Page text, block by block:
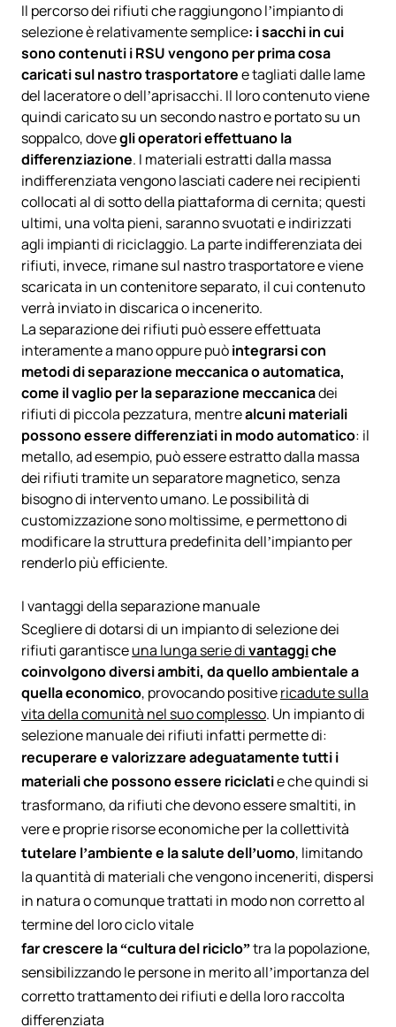
Il percorso dei rifiuti che raggiungono l’impianto di
selezione è relativamente semplice: i sacchi in cui
sono contenuti i RSU vengono per prima cosa
caricati sul nastro trasportatoree tagliati dalle lame
del laceratore o dell’aprisacchi. Il loro contenuto viene
quindi caricato su un secondo nastro e portato su un
soppalco, dovegli operatori effettuano la
differenziazione. I materiali estratti dalla massa
indifferenziata vengono lasciati cadere nei recipienti
collocati al di sotto della piattaforma di cernita; questi
ultimi, una volta pieni, saranno svuotati e indirizzati
agli impianti di riciclaggio. La parte indifferenziata dei
rifiuti, invece, rimane sul nastro trasportatore e viene
scaricata in un contenitore separato, il cui contenuto
verrà inviato in discarica o incenerito.
La separazione dei rifiuti può essere effettuata
interamente a mano oppure puòintegrarsi con
metodi di separazione meccanica o automatica,
come il vaglio per laseparazione meccanicadei
rifiuti di piccola pezzatura, mentrealcuni materiali
possono essere differenziati in modo automatico: il
metallo, ad esempio, può essere estratto dalla massa
dei rifiuti tramite un separatore magnetico, senza
bisogno di intervento umano. Le possibilità di
customizzazione sono moltissime, e permettono di
modificare la struttura predefinita dell’impianto per
renderlo più efficiente.
I vantaggi della separazione manuale
Scegliere di dotarsi di un impianto di selezione dei
rifiuti garantisceuna lunga serie divantaggiche
coinvolgono diversi ambiti, da quello ambientale a
quella economico, provocando positivericadute sulla
vita della comunità nel suo complesso. Un impianto di
selezione manuale dei rifiuti infatti permette di:
recuperare e valorizzare adeguatamente tutti i
materiali che possono essere riciclatie che quindi si
trasformano, da rifiuti che devono essere smaltiti, in
vere e proprie risorse economiche per la collettività
tutelare l’ambiente e la salute dell’uomo, limitando
la quantità di materiali che vengono inceneriti, dispersi
in natura o comunque trattati in modo non corretto al
termine del loro ciclo vitale
far crescere la “cultura del riciclo”tra la popolazione,
sensibilizzando le persone in merito all’importanza del
corretto trattamento dei rifiuti e della loro raccolta
differenziata